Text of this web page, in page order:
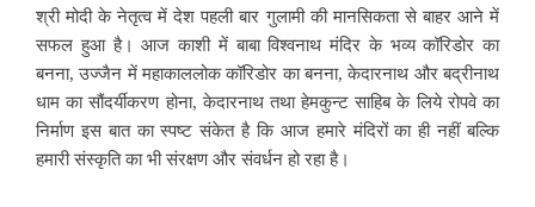
श्री मोदी के नेतृत्व में देश पहली बार गुलामी की मानसिकता से बाहर आने में
सफल हुआ है। आज काशी में बाबा विश्वनाथ मंदिर के भव्य कॉरिडोर का
बनना, उज्जैन में महाकाललोक कॉरिडोर का बनना, केदारनाथ और बद्रीनाथ
धाम का सौंदर्यीकरण होना, केदारनाथ तथा हेमकुन्ट साहिब के लिये रोपवे का
निर्माण इस बात का स्पष्ट संकेत है कि आज हमारे मंदिरों का ही नहीं बल्कि
हमारी संस्कृति का भी संरक्षण और संवर्धन हो रहा है।